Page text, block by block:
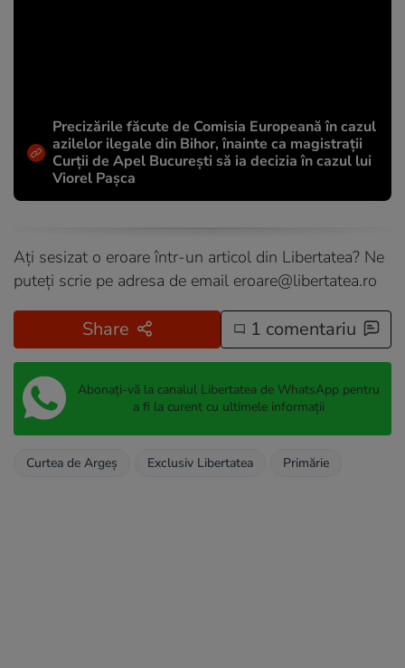
Precizările făcute de Comisia Europeană în cazul
azilelor ilegale din Bihor, înainte ca magistrații
Curții de Apel București să ia decizia în cazul lui
Viorel Pașca
Ați sesizat o eroare într-un articol din Libertatea? Ne
puteți scrie pe adresa de email eroare@libertatea.ro
Share 1 comentariu
Abonați-vă la canalul Libertatea de WhatsApp pentru
a fi la curent cu ultimele informații
Curtea de Argeș Exclusiv Libertatea Primărie